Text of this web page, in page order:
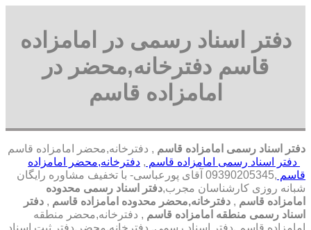
دفتر اسناد رسمی در امامزاده
قاسم دفترخانه,محضر در
امامزاده قاسم
دفتر اسناد رسمی امامزاده قاسم , دفترخانه,محضر امامزاده قاسم
دفتر اسناد رسمی امامزاده قاسم , دفترخانه,محضر امامزاده
قاسم
,09390205345 آقای پورعباسی- با تخفیف مشاوره رايگان
شبانه روزی کارشناسان مجرب,دفتر اسناد رسمی محدوده
امامزاده قاسم , دفترخانه,محضر محدوده امامزاده قاسم , دفتر
اسناد رسمی منطقه امامزاده قاسم , دفترخانه,محضر منطقه
امامزاده قاسم ,دفتر اسناد رسمی, دفترخانه,محضر,دفتر ثبت اسناد